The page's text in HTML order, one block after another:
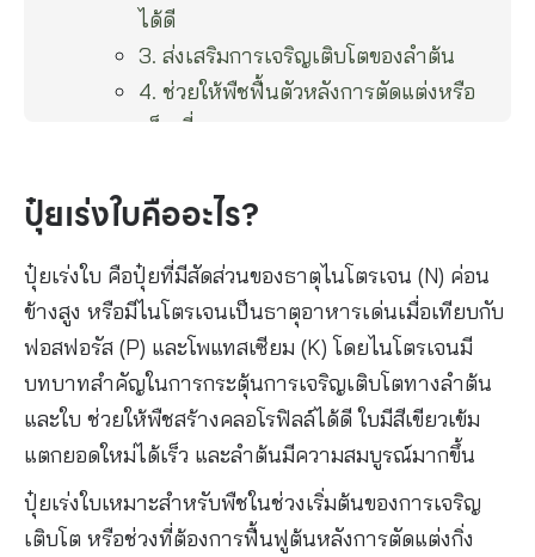
ได้ดี
3. ส่งเสริมการเจริญเติบโตของลำต้น
4. ช่วยให้พืชฟื้นตัวหลังการตัดแต่งหรือ
เก็บเกี่ยว
ระยะถัดไป
วิธีใช้ปุ๋ยเร่งใบให้ได้ผลดี
1. ใช้ในช่วงที่พืชกำลังเจริญเติบโต
2. ใส่ในปริมาณที่เหมาะสม
3. ใช้วิธีโรยรอบโคนต้น
4. ละลายน้ำรดหรือพ่นทางใบ
5. ใช้ร่วมกับปุ๋ยอินทรีย์
ข้อควรระวังในการใช้ปุ๋ยเร่งใบ
ติดต่อเรา | ปรึกษาฟรี ไม่มีค่าใช้จ่าย
ปุ๋ยเร่งใบคืออะไร?
ปุ๋ยเร่งใบ คือปุ๋ยที่มีสัดส่วนของธาตุไนโตรเจน (N) ค่อน
ข้างสูง หรือมีไนโตรเจนเป็นธาตุอาหารเด่นเมื่อเทียบกับ
ฟอสฟอรัส (P) และโพแทสเซียม (K) โดยไนโตรเจนมี
บทบาทสำคัญในการกระตุ้นการเจริญเติบโตทางลำต้น
และใบ ช่วยให้พืชสร้างคลอโรฟิลล์ได้ดี ใบมีสีเขียวเข้ม
แตกยอดใหม่ได้เร็ว และลำต้นมีความสมบูรณ์มากขึ้น
ปุ๋ยเร่งใบเหมาะสำหรับพืชในช่วงเริ่มต้นของการเจริญ
เติบโต หรือช่วงที่ต้องการฟื้นฟูต้นหลังการตัดแต่งกิ่ง